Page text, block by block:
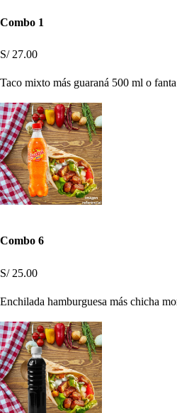
Combo 1
S/ 27.00
Taco mixto más guaraná 500 ml o
Combo 6
S/ 25.00
Enchilada hamburguesa más chicha